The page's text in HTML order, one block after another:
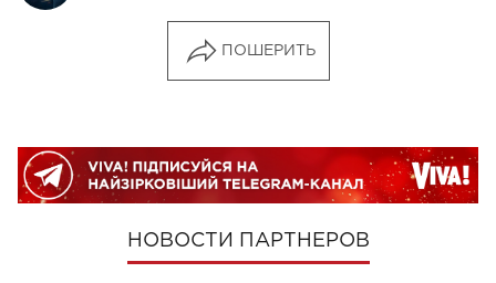
ПОШЕРИТЬ
НОВОСТИ ПАРТНЕРОВ